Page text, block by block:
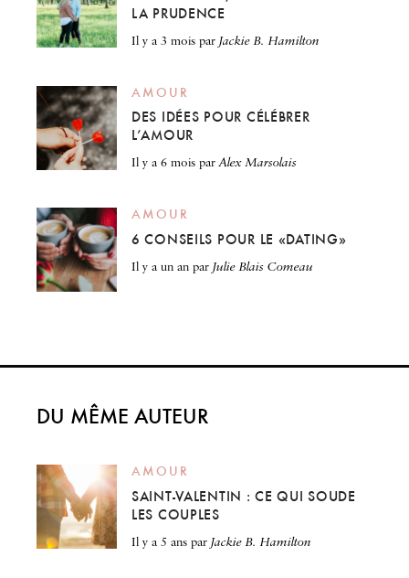
LA PRUDENCE
il y a 3 mois par Jackie B. Hamilton
AMOUR
DES IDÉES POUR CÉLÉBRER
L’AMOUR
il y a 6 mois parAlex Marsolais
AMOUR
6 CONSEILS POUR LE «DATING»
il y a un an par Julie Blais Comeau
DU MÊME AUTEUR
AMOUR
SAINT-VALENTIN : CE QUI SOUDE
LES COUPLES
il y a 5 ans par Jackie B. Hamilton